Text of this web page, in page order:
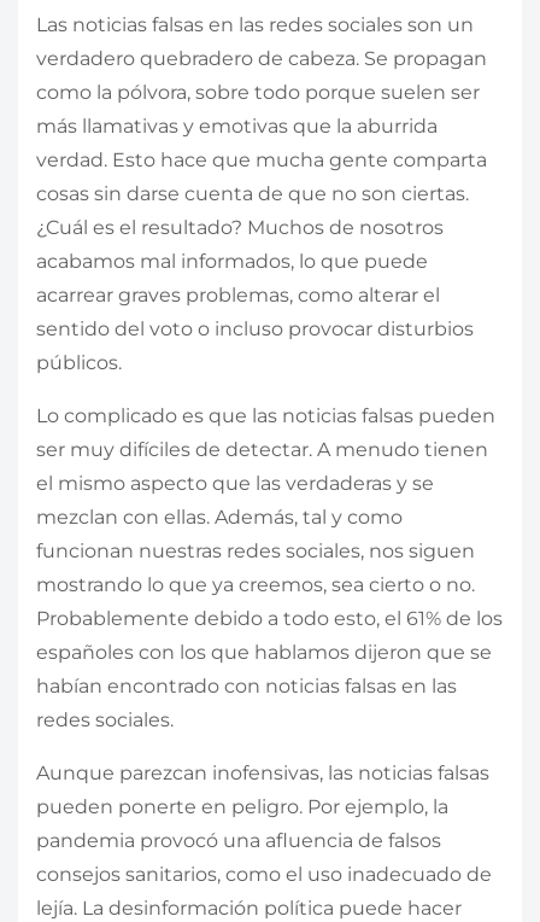
Las noticias falsas en las redes sociales son un
verdadero quebradero de cabeza. Se propagan
como la pólvora, sobre todo porque suelen ser
más llamativas y emotivas que la aburrida
verdad. Esto hace que mucha gente comparta
cosas sin darse cuenta de que no son ciertas.
¿Cuál es el resultado? Muchos de nosotros
acabamos mal informados, lo que puede
acarrear graves problemas, como alterar el
sentido del voto o incluso provocar disturbios
públicos.
Lo complicado es que las noticias falsas pueden
ser muy difíciles de detectar. A menudo tienen
el mismo aspecto que las verdaderas y se
mezclan con ellas. Además, tal y como
funcionan nuestras redes sociales, nos siguen
mostrando lo que ya creemos, sea cierto o no.
Probablemente debido a todo esto, el 61% de los
españoles con los que hablamos dijeron que se
habían encontrado con noticias falsas en las
redes sociales.
Aunque parezcan inofensivas, las noticias falsas
pueden ponerte en peligro. Por ejemplo, la
pandemia provocó una afluencia de falsos
consejos sanitarios, como el uso inadecuado de
lejía. La desinformación política puede hacer